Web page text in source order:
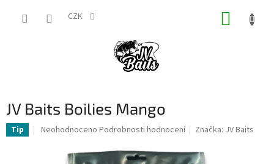
CZK
JV Baits Boilies Mango
Tip
Průměrné
produktu
Neohodnoceno Podrobnosti hodnocení Značka: JV Baits